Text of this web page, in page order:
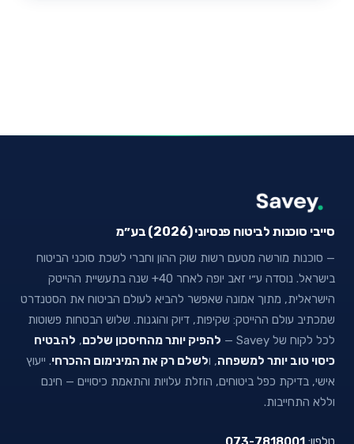
סייבי סוכנות לביטוח פנסיוני (2026) בע״מ
— סוכנות מורשה מטעם רשות שוק ההון וחברי לשכת סוכני הביטוח
בישראל. נוסדה ע״י זאב יופה לאחר 40+ שנה בתעשיית ההייטק
הישראלית, מתוך אמונה שאפשר להביא לעולם הביטוח את הסטנדרט
שמכתיב עולם ההייטק: שקיפות, דיוק והוגנות. שלוש הבטחות פשוטות
לכל לקוח של Savey —
להפיק יותר מהחיסכון שלכם, להבטיח
כיסוי טוב יותר למשפחה, ולשלם רק את המינימום ההכרחי. ייעוץ
אישי, בדיקת כפל ביטוחים, הוזלת עלויות והתאמת כיסויים — חינם
וללא התחייבות.